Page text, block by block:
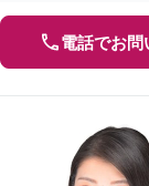
電話でお問